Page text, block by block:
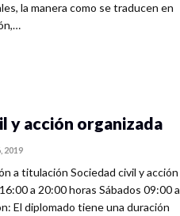
la manera como se traducen en
y acción organizada
2019
a titulación Sociedad civil y acción
a 20:00 horas Sábados 09:00 a
El diplomado tiene una duración